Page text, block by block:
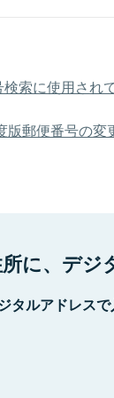
索に使用され
版郵便番号の変
に、デジ
タルアドレス